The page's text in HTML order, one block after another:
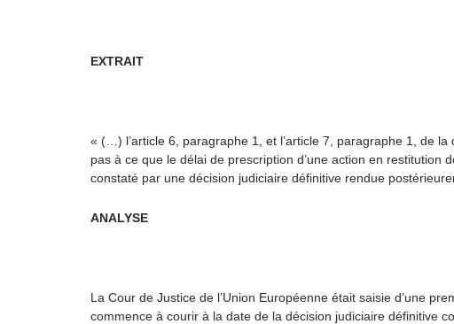
EXTRAIT
« (…) l’article 6, paragraphe 1, et l’article 7, paragraphe 1, de
pas à ce que le délai de prescription d’une action en
constaté par une décision judiciaire définitive rendue
ANALYSE
La Cour de Justice de l’Union Européenne était saisie d’une
commence à courir à la date de la décision judiciaire définitive